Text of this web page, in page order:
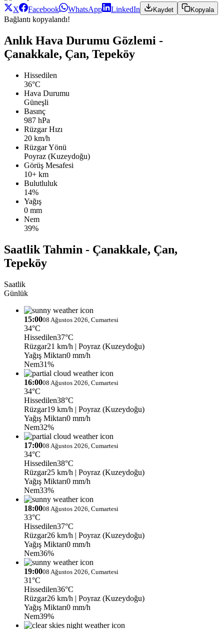
X Facebook WhatsApp LinkedIn Kaydet Kopyala
Bağlantı kopyalandı!
Anlık Hava Durumu Gözlemi -
Çanakkale, Çan, Tepeköy
Hissedilen
36°C
Hava Durumu
Güneşli
Basınç
987 hPa
Rüzgar Hızı
20 km/h
Rüzgar Yönü
Poyraz (Kuzeydoğu)
Görüş Mesafesi
10+ km
Bulutluluk
14%
Yağış
0 mm
Nem
39%
Saatlik Tahmin - Çanakkale, Çan,
Tepeköy
Saatlik
Günlük
15:0008 Ağustos 2026, Cumartesi
34°C
Hissedilen37°C
Rüzgar21 km/h | Poyraz (Kuzeydoğu)
Yağış Miktarı0 mm/h
Nem31%
16:0008 Ağustos 2026, Cumartesi
34°C
Hissedilen38°C
Rüzgar19 km/h | Poyraz (Kuzeydoğu)
Yağış Miktarı0 mm/h
Nem32%
17:0008 Ağustos 2026, Cumartesi
34°C
Hissedilen38°C
Rüzgar25 km/h | Poyraz (Kuzeydoğu)
Yağış Miktarı0 mm/h
Nem33%
18:0008 Ağustos 2026, Cumartesi
33°C
Hissedilen37°C
Rüzgar26 km/h | Poyraz (Kuzeydoğu)
Yağış Miktarı0 mm/h
Nem36%
19:0008 Ağustos 2026, Cumartesi
31°C
Hissedilen36°C
Rüzgar26 km/h | Poyraz (Kuzeydoğu)
Yağış Miktarı0 mm/h
Nem39%